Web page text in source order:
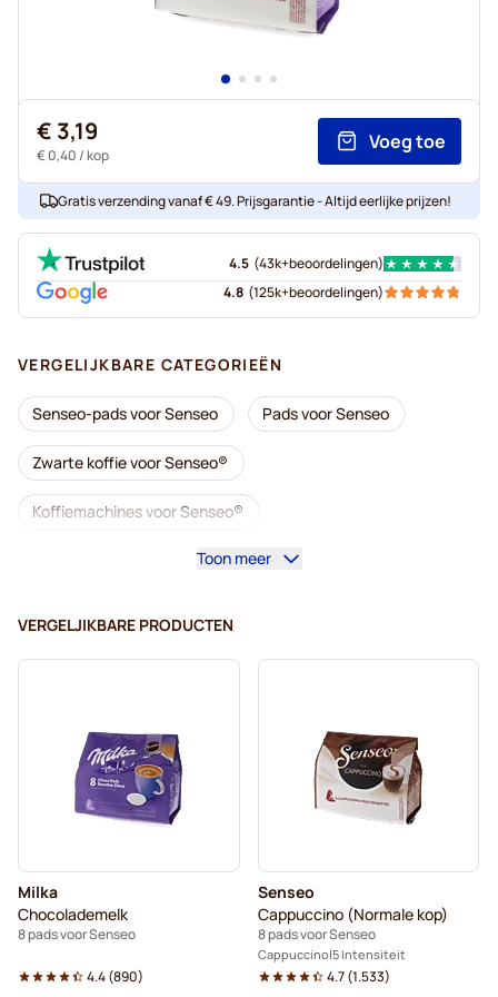
€ 3,19
€ 0,40 / kop
Voeg toe
Gratis verzending vanaf € 49. Prijsgarantie - Altijd eerlijke prijzen!
4.5 (43k+beoordelingen)
4.8 (125k+beoordelingen)
VERGELIJKBARE CATEGORIEËN
Senseo-pads voor Senseo Pads voor Senseo
Zwarte koffie voor Senseo®
Koffiemachines voor Senseo®
Café Royal-koffiepads voor Senseo
Cafeïnevrije koffie voor Senseo
Segafredo-koffiepads voor Senseo
Café René-koffiepads voor Senseo
Friele-koffiepads voor Senseo
Marcilla-koffiepads voor Senseo
Toon meer
VERGELJIKBARE PRODUCTEN
Milka
Chocolademelk
8 pads voor Senseo
4.4(890)
Senseo
Cappuccino (Normale kop)
8 pads voor Senseo
Cappuccino 5 Intensiteit
4.7(1.533)